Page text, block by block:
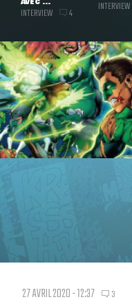
AVEC ...
INTERVIEW 4 INTERVIEW
27 AVRIL 2020 - 12:37 3